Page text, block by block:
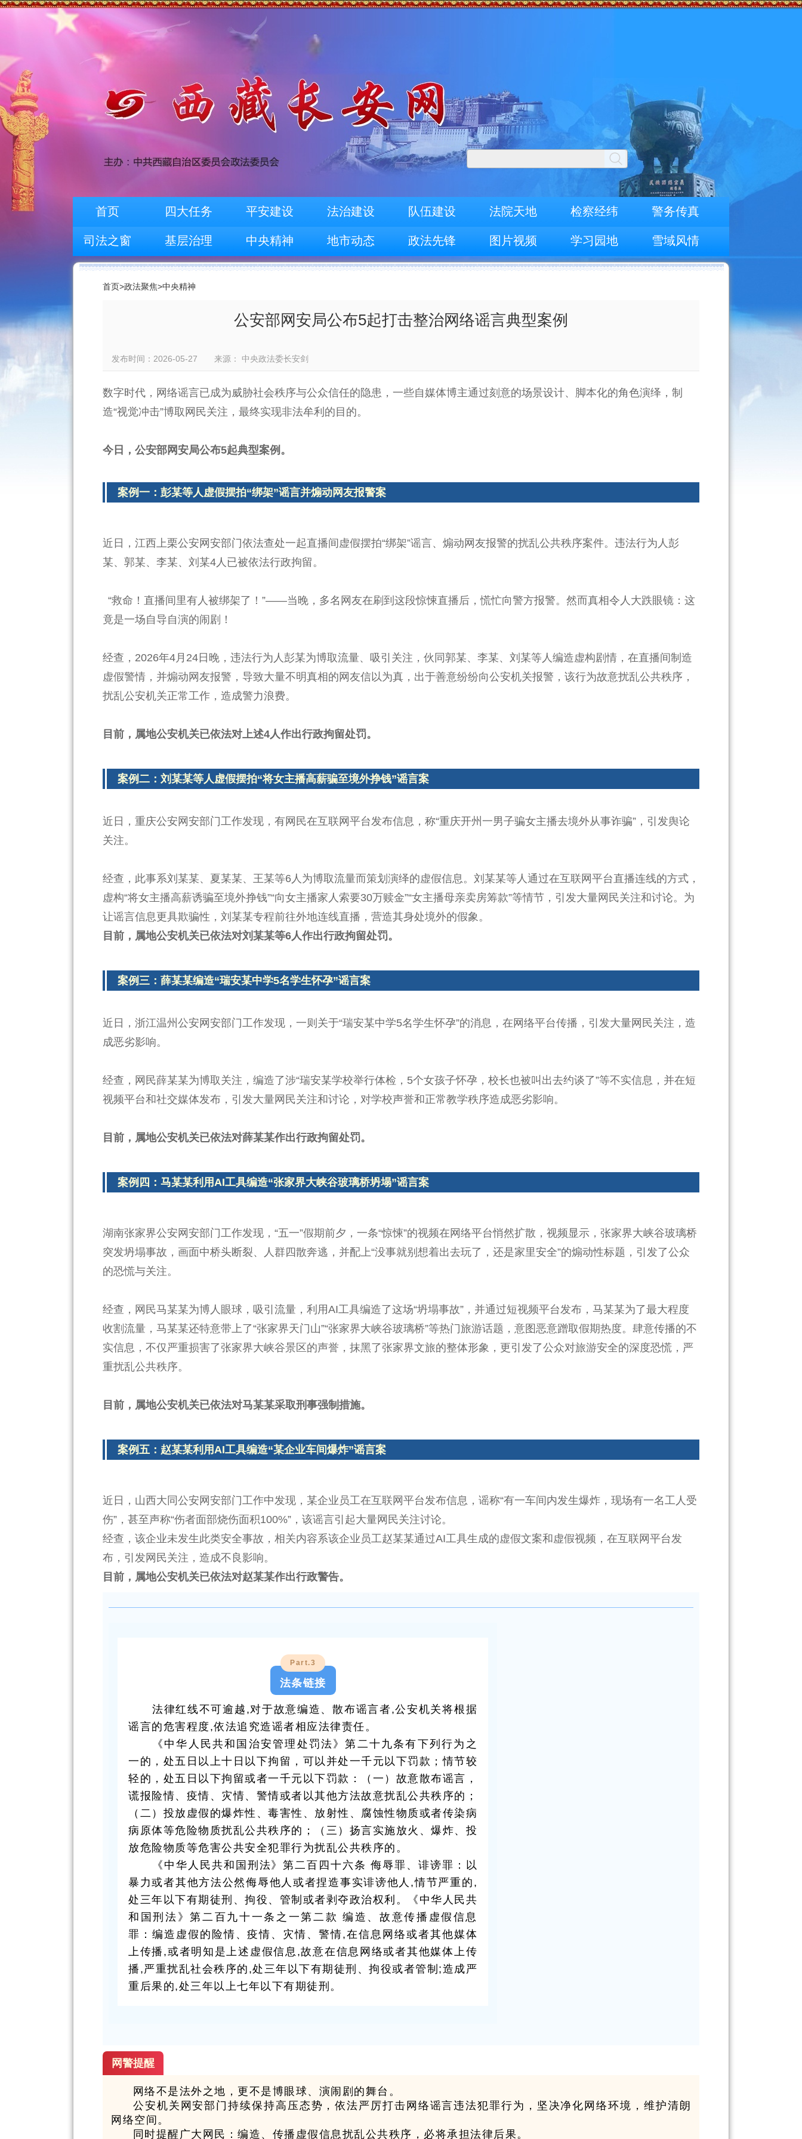
首页 四大任务 平安建设 法治建设 队伍建设 法院天地 检察经纬 警务传真
司法之窗 基层治理 中央精神 地市动态 政法先锋 图片视频 学习园地 雪域风情
首页>政法聚焦>中央精神
公安部网安局公布5起打击整治网络谣言典型案例
发布时间：2026-05-27 来源： 中央政法委长安剑
数字时代，网络谣言已成为威胁社会秩序与公众信任的隐患，一些自媒体博主通过刻意的场景设计、脚本化的角色演绎，制
造“视觉冲击”博取网民关注，最终实现非法牟利的目的。
今日，公安部网安局公布5起典型案例。
案例一：彭某等人虚假摆拍“绑架”谣言并煽动网友报警案
近日，江西上栗公安网安部门依法查处一起直播间虚假摆拍“绑架”谣言、煽动网友报警的扰乱公共秩序案件。违法行为人彭
某、郭某、李某、刘某4人已被依法行政拘留。
“救命！直播间里有人被绑架了！”——当晚，多名网友在刷到这段惊悚直播后，慌忙向警方报警。然而真相令人大跌眼镜：这
竟是一场自导自演的闹剧！
经查，2026年4月24日晚，违法行为人彭某为博取流量、吸引关注，伙同郭某、李某、刘某等人编造虚构剧情，在直播间制造
虚假警情，并煽动网友报警，导致大量不明真相的网友信以为真，出于善意纷纷向公安机关报警，该行为故意扰乱公共秩序，
扰乱公安机关正常工作，造成警力浪费。
目前，属地公安机关已依法对上述4人作出行政拘留处罚。
案例二：刘某某等人虚假摆拍“将女主播高薪骗至境外挣钱”谣言案
近日，重庆公安网安部门工作发现，有网民在互联网平台发布信息，称“重庆开州一男子骗女主播去境外从事诈骗”，引发舆论
关注。
经查，此事系刘某某、夏某某、王某等6人为博取流量而策划演绎的虚假信息。刘某某等人通过在互联网平台直播连线的方式，
虚构“将女主播高薪诱骗至境外挣钱”“向女主播家人索要30万赎金”“女主播母亲卖房筹款”等情节，引发大量网民关注和讨论。为
让谣言信息更具欺骗性，刘某某专程前往外地连线直播，营造其身处境外的假象。
目前，属地公安机关已依法对刘某某等6人作出行政拘留处罚。
案例三：薛某某编造“瑞安某中学5名学生怀孕”谣言案
近日，浙江温州公安网安部门工作发现，一则关于“瑞安某中学5名学生怀孕”的消息，在网络平台传播，引发大量网民关注，造
成恶劣影响。
经查，网民薛某某为博取关注，编造了涉“瑞安某学校举行体检，5个女孩子怀孕，校长也被叫出去约谈了”等不实信息，并在短
视频平台和社交媒体发布，引发大量网民关注和讨论，对学校声誉和正常教学秩序造成恶劣影响。
目前，属地公安机关已依法对薛某某作出行政拘留处罚。
案例四：马某某利用AI工具编造“张家界大峡谷玻璃桥坍塌”谣言案
湖南张家界公安网安部门工作发现，“五一”假期前夕，一条“惊悚”的视频在网络平台悄然扩散，视频显示，张家界大峡谷玻璃桥
突发坍塌事故，画面中桥头断裂、人群四散奔逃，并配上“没事就别想着出去玩了，还是家里安全”的煽动性标题，引发了公众
的恐慌与关注。
经查，网民马某某为博人眼球，吸引流量，利用AI工具编造了这场“坍塌事故”，并通过短视频平台发布，马某某为了最大程度
收割流量，马某某还特意带上了“张家界天门山”“张家界大峡谷玻璃桥”等热门旅游话题，意图恶意蹭取假期热度。肆意传播的不
实信息，不仅严重损害了张家界大峡谷景区的声誉，抹黑了张家界文旅的整体形象，更引发了公众对旅游安全的深度恐慌，严
重扰乱公共秩序。
目前，属地公安机关已依法对马某某采取刑事强制措施。
案例五：赵某某利用AI工具编造“某企业车间爆炸”谣言案
近日，山西大同公安网安部门工作中发现，某企业员工在互联网平台发布信息，谣称“有一车间内发生爆炸，现场有一名工人受
伤”，甚至声称“伤者面部烧伤面积100%”，该谣言引起大量网民关注讨论。
经查，该企业未发生此类安全事故，相关内容系该企业员工赵某某通过AI工具生成的虚假文案和虚假视频，在互联网平台发
布，引发网民关注，造成不良影响。
目前，属地公安机关已依法对赵某某作出行政警告。
Part.3
法条链接
法律红线不可逾越,对于故意编造、散布谣言者,公安机关将根据
谣言的危害程度,依法追究造谣者相应法律责任。
《中华人民共和国治安管理处罚法》第二十九条有下列行为之
一的，处五日以上十日以下拘留，可以并处一千元以下罚款；情节较
轻的，处五日以下拘留或者一千元以下罚款：（一）故意散布谣言，
谎报险情、疫情、灾情、警情或者以其他方法故意扰乱公共秩序的；
（二）投放虚假的爆炸性、毒害性、放射性、腐蚀性物质或者传染病
病原体等危险物质扰乱公共秩序的；（三）扬言实施放火、爆炸、投
放危险物质等危害公共安全犯罪行为扰乱公共秩序的。
《中华人民共和国刑法》第二百四十六条 侮辱罪、诽谤罪：以
暴力或者其他方法公然侮辱他人或者捏造事实诽谤他人,情节严重的,
处三年以下有期徒刑、拘役、管制或者剥夺政治权利。《中华人民共
和国刑法》第二百九十一条之一第二款 编造、故意传播虚假信息
罪：编造虚假的险情、疫情、灾情、警情,在信息网络或者其他媒体
上传播,或者明知是上述虚假信息,故意在信息网络或者其他媒体上传
播,严重扰乱社会秩序的,处三年以下有期徒刑、拘役或者管制;造成严
重后果的,处三年以上七年以下有期徒刑。
网警提醒
网络不是法外之地，更不是博眼球、演闹剧的舞台。
公安机关网安部门持续保持高压态势，依法严厉打击网络谣言违法犯罪行为，坚决净化网络环境，维护清朗
网络空间。
同时提醒广大网民：编造、传播虚假信息扰乱公共秩序，必将承担法律后果。